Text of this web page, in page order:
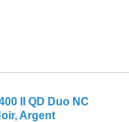
II QD Duo NC
Argent